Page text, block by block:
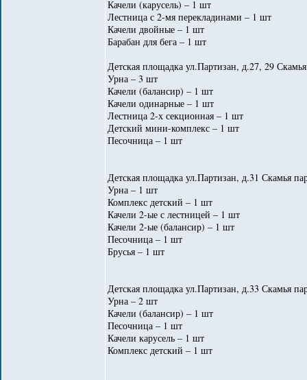
Качели (карусель) – 1 шт
Лестница с 2-мя перекладинами – 1 шт
Качели двойные – 1 шт
Барабан для бега – 1 шт
Детская площадка ул.Партизан, д.27, 29
Урна – 3 шт
Качели (балансир) – 1 шт
Качели одинарные – 1 шт
Лестница 2-х секционная – 1 шт
Детский мини-комплекс – 1 шт
Песочница – 1 шт
Детская площадка ул.Партизан, д.31 Скамья
Урна – 1 шт
Комплекс детский – 1 шт
Качели 2-ые с лестницей – 1 шт
Качели 2-ые (балансир) – 1 шт
Песочница – 1 шт
Брусья – 1 шт
Детская площадка ул.Партизан, д.33 Скамья
Урна – 2 шт
Качели (балансир) – 1 шт
Песочница – 1 шт
Качели карусель – 1 шт
Комплекс детский – 1 шт